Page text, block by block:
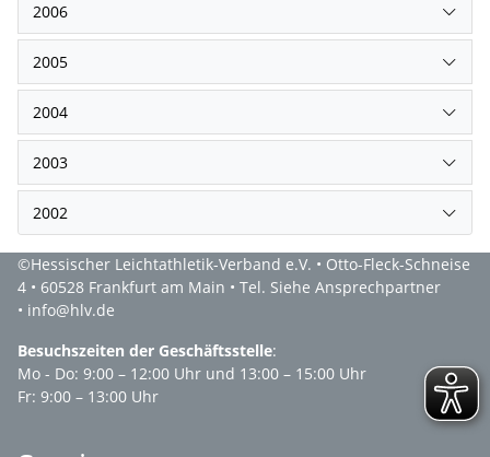
2006
2005
2004
2003
2002
©Hessischer Leichtathletik-Verband e.V. • Otto-Fleck-Schneise
4 • 60528 Frankfurt am Main • Tel. Siehe Ansprechpartner
• info@hlv.de
Besuchszeiten der Geschäftsstelle:
Mo - Do: 9:00 – 12:00 Uhr und 13:00 – 15:00 Uhr
Fr: 9:00 – 13:00 Uhr